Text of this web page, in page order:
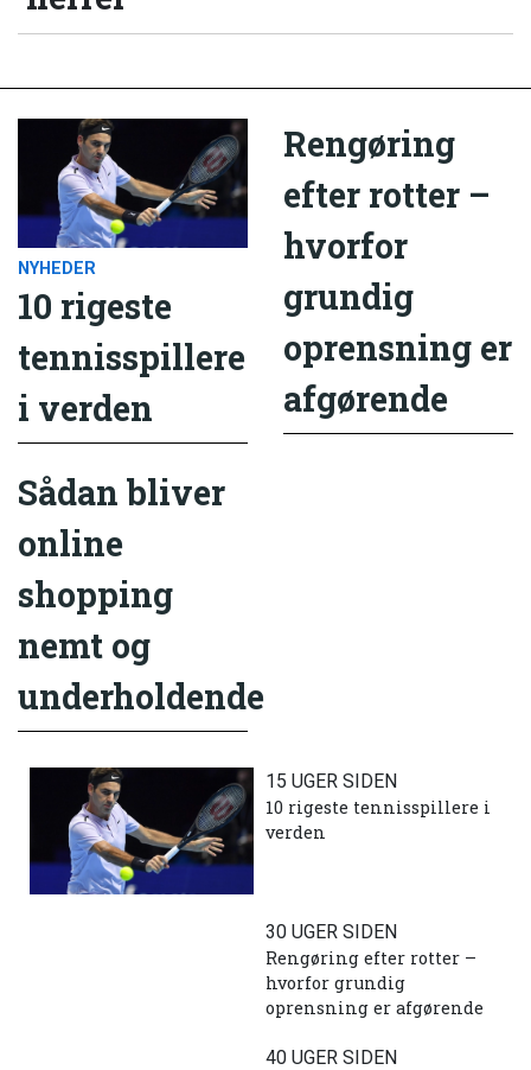
NYHEDER
10 rigeste
tennisspillere
i verden
Rengøring
efter rotter –
hvorfor
grundig
oprensning er
afgørende
Sådan bliver
online
shopping
nemt og
underholdende
15 UGER SIDEN
10 rigeste tennisspillere i
verden
30 UGER SIDEN
Rengøring efter rotter –
hvorfor grundig
oprensning er afgørende
40 UGER SIDEN